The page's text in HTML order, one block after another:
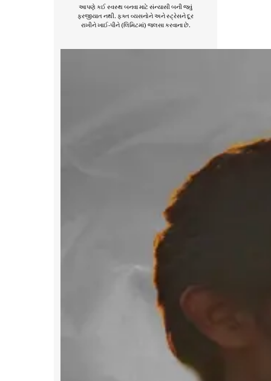
આપણે કઈ સ્વસ્થ બનવા માટે સંન્યાસી બની જવું
ફરજીયાત નથી. ફક્ત વ્યસનોને અને સ્ટ્રેસને દૂર
રાખીને ખાઈ-પીને (લિમિટમાં) જલસા કરવાના છે.